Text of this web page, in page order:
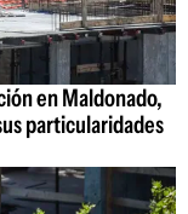
en Maldonado,
particularidades